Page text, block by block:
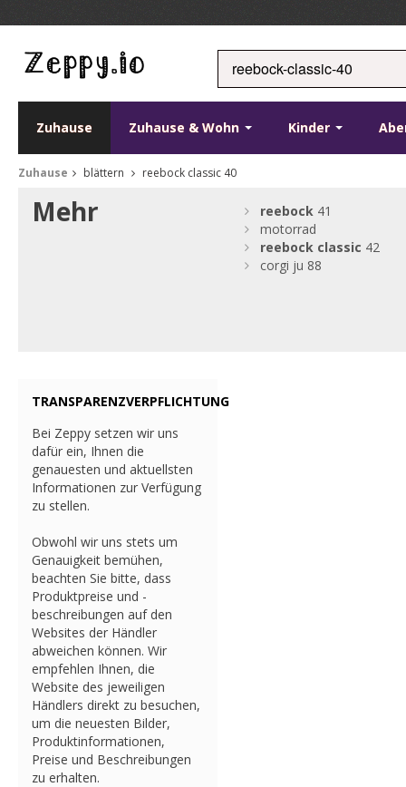
Zuhause Zuhause & Wohn Kinder
Zuhause blättern reebock classic 40
Mehr reebock 41
motorrad
reebock classic 42
corgi ju 88
TRANSPARENZVERPFLICHTUNG
Bei Zeppy setzen wir uns
dafür ein, Ihnen die
genauesten und aktuellsten
Informationen zur Verfügung
zu stellen.
Obwohl wir uns stets um
Genauigkeit bemühen,
beachten Sie bitte, dass
Produktpreise und -
beschreibungen auf den
Websites der Händler
abweichen können. Wir
empfehlen Ihnen, die
Website des jeweiligen
Händlers direkt zu besuchen,
um die neuesten Bilder,
Produktinformationen,
Preise und Beschreibungen
zu erhalten.